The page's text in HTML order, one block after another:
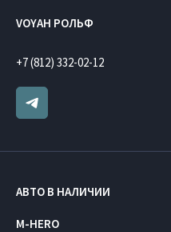
VOYAH РОЛЬФ
+7 (812) 332-02-12
АВТО В НАЛИЧИИ
M-HERO